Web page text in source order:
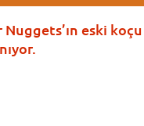
Nuggets’ın eski